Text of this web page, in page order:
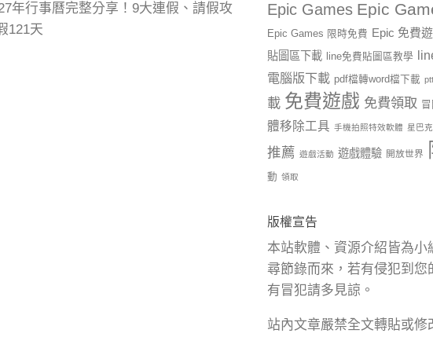
年行事曆完整分享！9大連假、請假攻
121天
Epic Games Epic
Epic Games 限時免費 Epic 免費
貼圖區下載
line免費貼圖區教學
電腦版下載 pdf檔轉word檔下載
載 免費遊戲 免費領取
體移除工具 手機拍照特效軟體 星巴
推薦 遊戲活動 遊戲體驗 開放世界
動 領取
版權宣告
本站軟體、資源介紹皆為
尋節錄而來，若有侵犯到
有冒犯請多見諒。
站內文章嚴禁全文轉貼或